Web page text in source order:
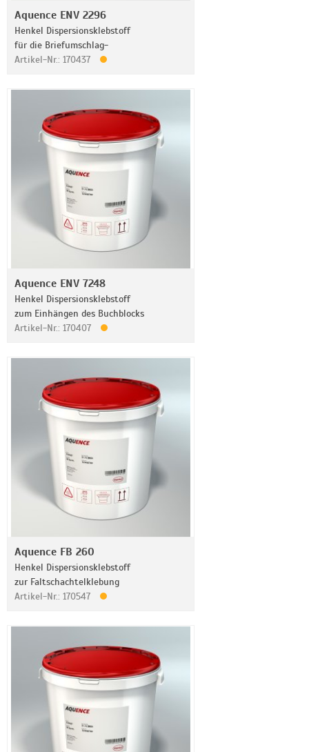
Aquence ENV 2296
Henkel Dispersionsklebstoff
für die Briefumschlag-
Artikel-Nr.: 170437
Aquence ENV 7248
Henkel Dispersionsklebstoff
zum Einhängen des Buchblocks
Artikel-Nr.: 170407
Aquence FB 260
Henkel Dispersionsklebstoff
zur Faltschachtelklebung
Artikel-Nr.: 170547